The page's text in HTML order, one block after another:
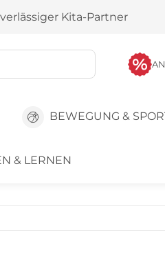
Kita-Partner
BEWEGUNG &
& LERNEN